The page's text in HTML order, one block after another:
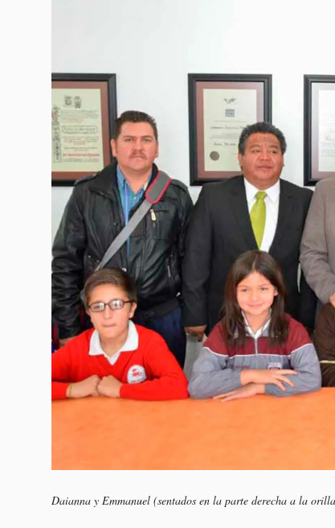
Daianna y Emmanuel (sentados en la parte derecha a la